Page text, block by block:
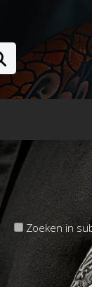
Zoeken in